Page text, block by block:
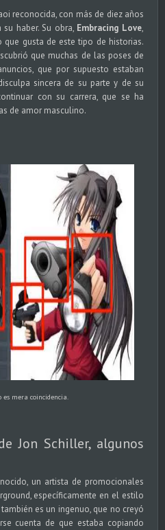
reconocida, con más de diez años
haber. Su obra, Embracing Love,
gusta de este tipo de historias.
que muchas de las poses de
que por supuesto estaban
sincera de su parte y de su
con su carrera, que se ha
de amor masculino.
es mera coincidencia.
Jon Schiller, algunos
un artista de promocionales
específicamente en el estilo
es un ingenuo, que no creyó
cuenta de que estaba copiando